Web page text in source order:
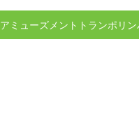
アミューズメントトランポリ